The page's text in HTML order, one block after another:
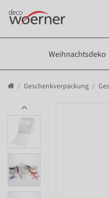
Weihnachtsdeko
Geschenkverpackung